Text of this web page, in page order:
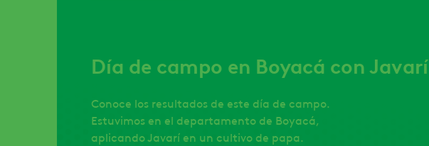
Día de campo en Boyacá con Javarí
Conoce los resultados de este día de campo.
Estuvimos en el departamento de Boyacá,
aplicando Javarí en un cultivo de papa.